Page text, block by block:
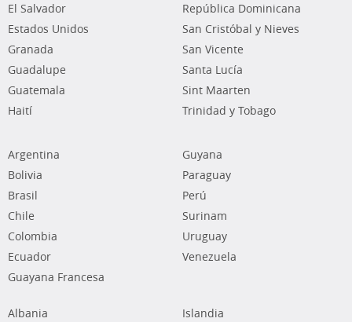
El Salvador
Estados Unidos
Granada
Guadalupe
Guatemala
Haití
República Dominicana
San Cristóbal y Nieves
San Vicente
Santa Lucía
Sint Maarten
Trinidad y Tobago
Argentina
Bolivia
Brasil
Chile
Colombia
Ecuador
Guayana Francesa
Guyana
Paraguay
Perú
Surinam
Uruguay
Venezuela
Albania
Islandia